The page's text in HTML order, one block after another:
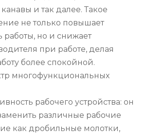
и так далее. Такое
не только повышает
работы, но и снижает
при работе, делая
более спокойной.
многофункциональных
рабочего устройства: он
различные рабочие
как дробильные молотки,